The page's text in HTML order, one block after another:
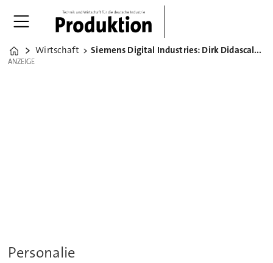
Home
Wirtschaft Siemens Digital Industries: Dirk Didascalou wird CTO
ANZEIGE
ANZEIGE
Personalie